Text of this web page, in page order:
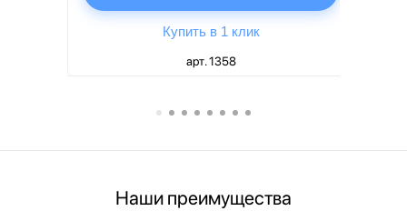
Купить в 1 клик
арт. 1358
Наши преимущества